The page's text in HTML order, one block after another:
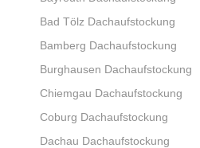
Bad Tölz Dachaufstockung
Bamberg Dachaufstockung
Burghausen Dachaufstockung
Chiemgau Dachaufstockung
Coburg Dachaufstockung
Dachau Dachaufstockung